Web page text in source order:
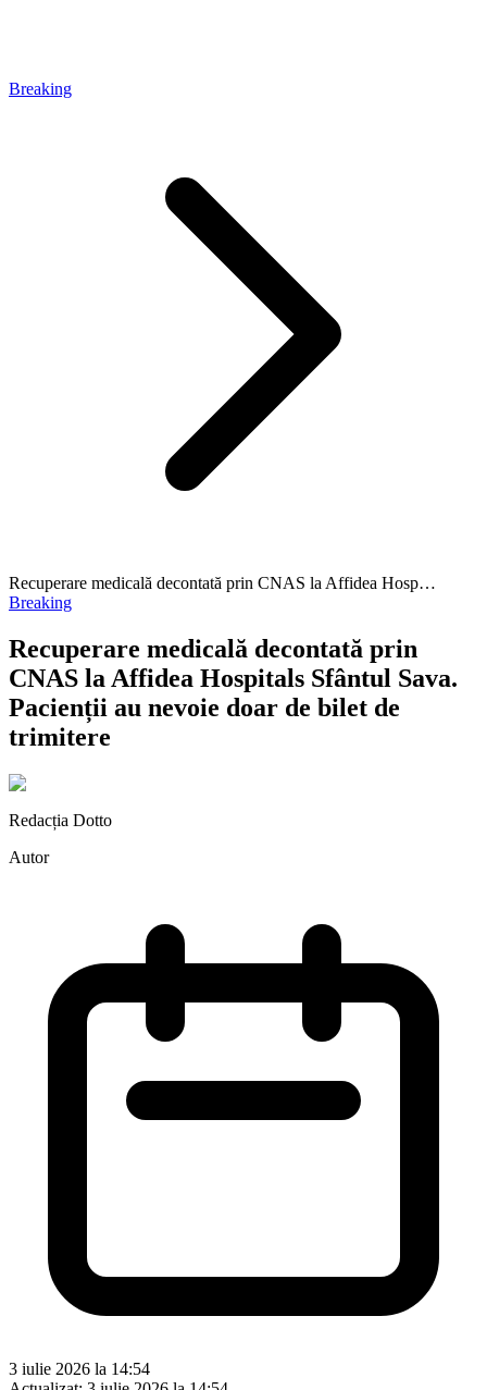
Breaking
Recuperare medicală decontată prin CNAS la Affidea Hosp…
Breaking
Recuperare medicală decontată prin
CNAS la Affidea Hospitals Sfântul Sava.
Pacienții au nevoie doar de bilet de
trimitere
Redacția Dotto
Autor
3 iulie 2026 la 14:54